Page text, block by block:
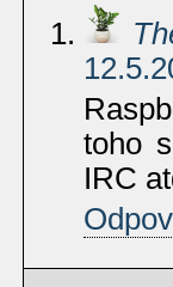
toho
IRC